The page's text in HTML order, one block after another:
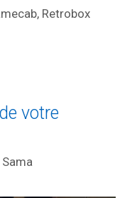
, Retrobox
votre